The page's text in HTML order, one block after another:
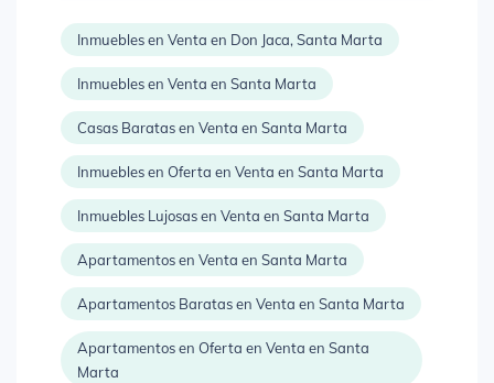
Inmuebles en Venta en Don Jaca, Santa Marta
Inmuebles en Venta en Santa Marta
Casas Baratas en Venta en Santa Marta
Inmuebles en Oferta en Venta en Santa Marta
Inmuebles Lujosas en Venta en Santa Marta
Apartamentos en Venta en Santa Marta
Apartamentos Baratas en Venta en Santa Marta
Apartamentos en Oferta en Venta en Santa
Marta